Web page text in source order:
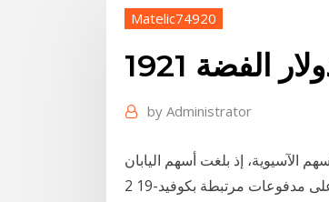
Matelic74920
الفضة 1921
by Administrator
الآسيوية، إذ بلغت أسهم اليابان
قمة 30 عاماً بدعم تفاؤل قبيل تصويت مجلس الشيوخ الأميركي، اليوم، على مدفوعات مرتبطة بكوفيد-19 2